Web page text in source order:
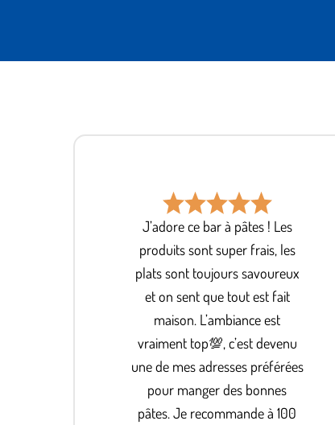
J’adore ce bar à pâtes ! Les
produits sont super frais, les
plats sont toujours savoureux
et on sent que tout est fait
maison. L’ambiance est
vraiment top💯, c’est devenu
une de mes adresses préférées
pour manger des bonnes
pâtes. Je recommande à 100